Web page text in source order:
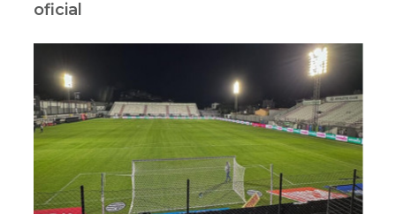
oficial